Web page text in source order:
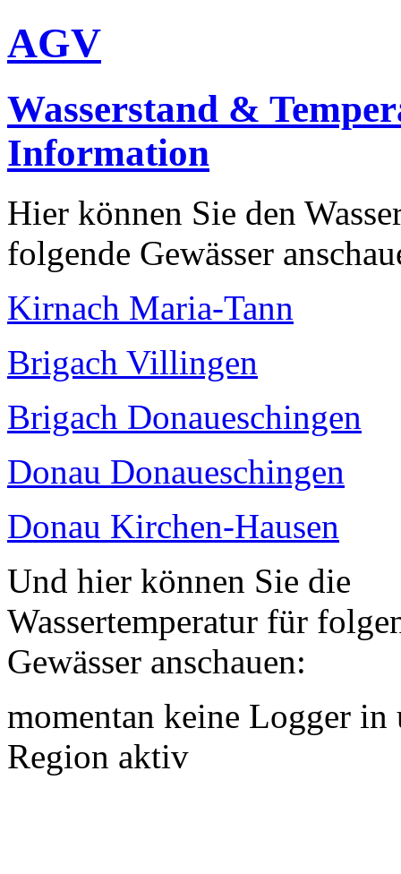
AGV
Wasserstand &
Information
Hier können Sie den
folgende Gewässer
Kirnach Maria-Tann
Brigach Villingen
Brigach Donaueschingen
Donau Donaueschingen
Donau Kirchen-Hausen
Und hier können Sie die
Wassertemperatur für
Gewässer anschauen:
momentan keine Logger in
Region aktiv